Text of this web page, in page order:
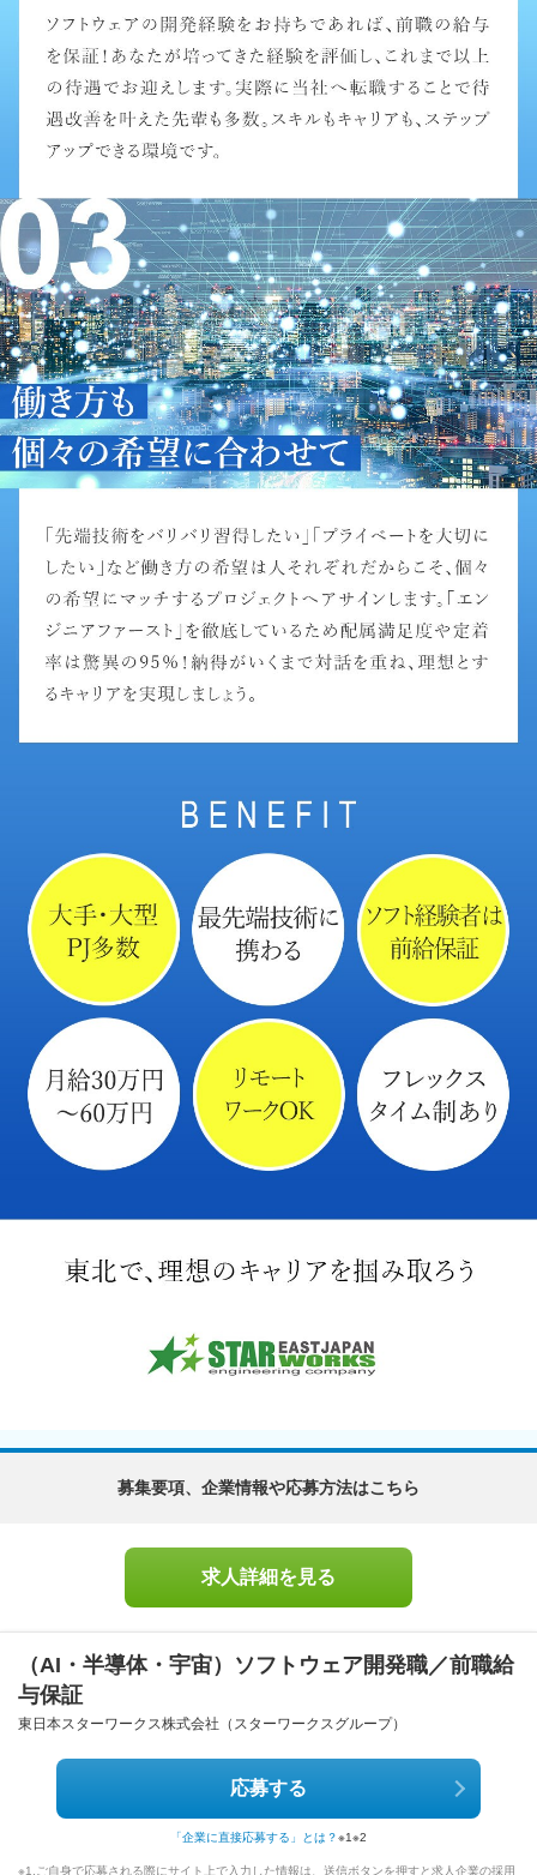
募集要項、企業情報や応募方法はこちら
求人詳細を見る
（AI・半導体・宇宙）ソフトウェア開発職／前職給
与保証
東日本スターワークス株式会社（スターワークスグループ）
応募する
「企業に直接応募する」とは？※1※2
※1.ご自身で応募される際にサイト上で入力した情報は、送信ボタンを押すと求人企業の採用